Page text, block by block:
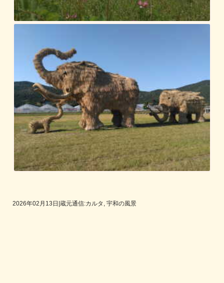
2026年02月13日 蔵元通信:カルタ, 宇和の風景